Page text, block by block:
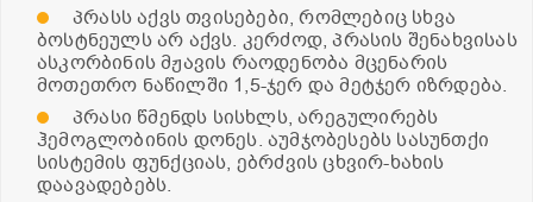
პრასს აქვს თვისებები, რომლებიც სხვა
ბოსტნეულს არ აქვს. კერძოდ, პრასის შენახვისას
ასკორბინის მჟავის რაოდენობა მცენარის
მოთეთრო ნაწილში 1,5-ჯერ და მეტჯერ იზრდება.
პრასი წმენდს სისხლს, არეგულირებს
ჰემოგლობინის დონეს. აუმჯობესებს სასუნთქი
სისტემის ფუნქციას, ებრძვის ცხვირ-ხახის
დაავადებებს.